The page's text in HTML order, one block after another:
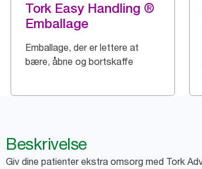
Tork Easy Handling ®
Emballage
Emballage, der er lettere at
bære, åbne og bortskaffe
Beskrivelse
Giv dine patienter ekstra omsorg med Tork